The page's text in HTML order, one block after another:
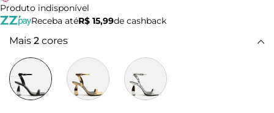
Produto indisponível
Receba atéR$ 15,99de cashback
Mais 2 cores